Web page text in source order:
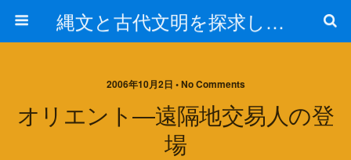
縄文と古代文明を探求しよう！
2006年10月2日 • No Comments
オリエント―遠隔地交易人の登
場